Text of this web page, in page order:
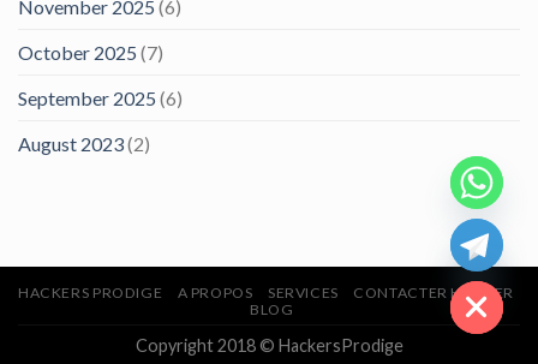
November 2025 (6)
October 2025 (7)
September 2025 (6)
August 2023(2)
HACKERS PRODIGE A PROPOS SERVICES
CONTACTER HACKER
BLOG
Copyright 2018 © HackersProdige
HIDE
CHATY